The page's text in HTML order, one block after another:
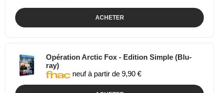
ACHETER
Opération Arctic Fox - Edition Simple (Blu-
ray)
neuf à partir de 9,90 €